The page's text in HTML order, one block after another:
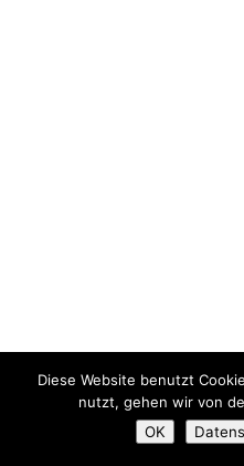
Diese Website benutzt
nutzt, gehen wir von
OK